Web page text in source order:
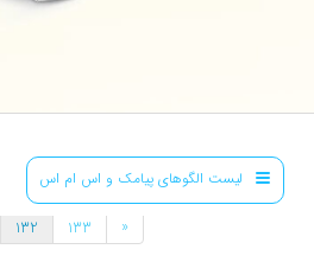
لیست الگوهای پیامک و اس ام اس
132 133 «